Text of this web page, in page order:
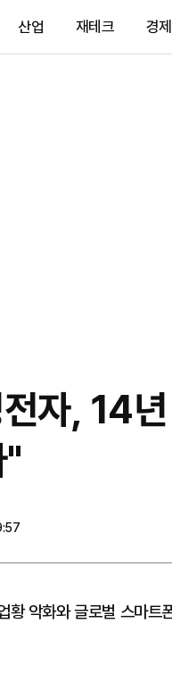
산업 재테크 경제
자, 14년
황 악화와 글로벌 스마